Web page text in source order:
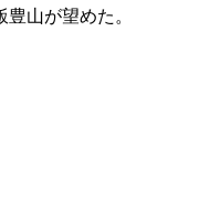
山が望めた。